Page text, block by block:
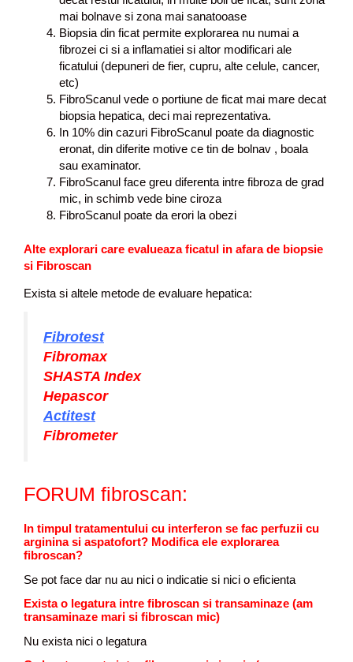
mai bolnave si zona mai sanatooase
Biopsia din ficat permite explorarea nu numai a
fibrozei ci si a inflamatiei si altor modificari ale
ficatului (depuneri de fier, cupru, alte celule, cancer,
etc)
FibroScanul vede o portiune de ficat mai mare decat
biopsia hepatica, deci mai reprezentativa.
In 10% din cazuri FibroScanul poate da diagnostic
eronat, din diferite motive ce tin de bolnav , boala
sau examinator.
FibroScanul face greu diferenta intre fibroza de grad
mic, in schimb vede bine ciroza
FibroScanul poate da erori la obezi
Alte explorari care evalueaza ficatul in afara de biopsie
si Fibroscan
Exista si altele metode de evaluare hepatica:
Fibrotest
Fibromax
SHASTA Index
Hepascor
Actitest
Fibrometer
FORUM fibroscan:
In timpul tratamentului cu interferon se fac perfuzii cu
arginina si aspatofort? Modifica ele explorarea
fibroscan?
Se pot face dar nu au nici o indicatie si nici o eficienta
Exista o legatura intre fibroscan si transaminaze (am
transaminaze mari si fibroscan mic)
Nu exista nici o legatura